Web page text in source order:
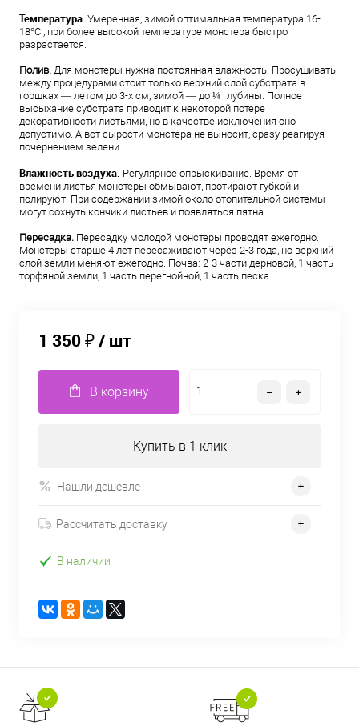
Температура. Умеренная, зимой оптимальная температура 16-
18°C , при более высокой температуре монстера быстро
разрастается.
Полив. Для монстеры нужна постоянная влажность. Просушивать
между процедурами стоит только верхний слой субстрата в
горшках — летом до 3-х см, зимой — до ¼ глубины. Полное
высыхание субстрата приводит к некоторой потере
декоративности листьями, но в качестве исключения оно
допустимо. А вот сырости монстера не выносит, сразу реагируя
почернением зелени.
Влажность воздуха. Регулярное опрыскивание. Время от
времени листья монстеры обмывают, протирают губкой и
полируют. При содержании зимой около отопительной системы
могут сохнуть кончики листьев и появляться пятна.
Пересадка. Пересадку молодой монстеры проводят ежегодно.
Монстеры старше 4 лет пересаживают через 2-3 года, но верхний
слой земли меняют ежегодно. Почва: 2-3 части дерновой, 1 часть
торфяной земли, 1 часть перегнойной, 1 часть песка.
1 350 ₽/ шт
В корзину
Купить в 1 клик
Нашли дешевле
Рассчитать доставку
В наличии